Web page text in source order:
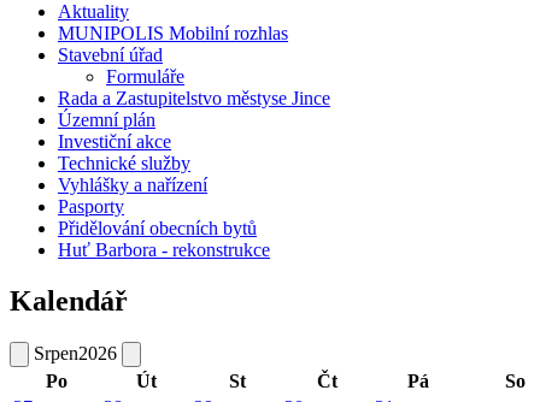
Aktuality
MUNIPOLIS Mobilní rozhlas
Stavební úřad
Formuláře
Rada a Zastupitelstvo městyse Jince
Územní plán
Investiční akce
Technické služby
Vyhlášky a nařízení
Pasporty
Přidělování obecních bytů
Huť Barbora - rekonstrukce
Kalendář
Srpen2026
Po
Út St Čt Pá
So